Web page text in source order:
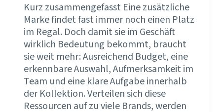
Kurz zusammengefasst Eine zusätzliche
Marke findet fast immer noch einen Platz
im Regal. Doch damit sie im Geschäft
wirklich Bedeutung bekommt, braucht
sie weit mehr: Ausreichend Budget, eine
erkennbare Auswahl, Aufmerksamkeit im
Team und eine klare Aufgabe innerhalb
der Kollektion. Verteilen sich diese
Ressourcen auf zu viele Brands, werden